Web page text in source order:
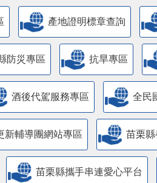
產地證明標章查詢
防災專區 抗旱專區
酒後代駕服務專區 全民
新輔導團網站專區 苗栗
苗栗縣攜手串連愛心平台